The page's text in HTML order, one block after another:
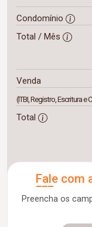
Condomínio
Total / Mês
Venda
(ITBI, Registro, Escritura e
Total
Fale com
Preencha os